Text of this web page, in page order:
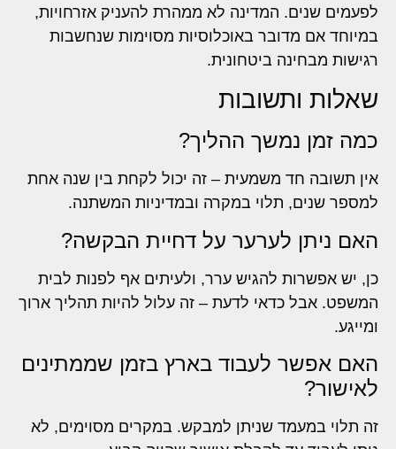
לפעמים שנים. המדינה לא ממהרת להעניק אזרחויות,
במיוחד אם מדובר באוכלוסיות מסוימות שנחשבות
רגישות מבחינה ביטחונית.
שאלות ותשובות
כמה זמן נמשך ההליך?
אין תשובה חד משמעית – זה יכול לקחת בין שנה אחת
למספר שנים, תלוי במקרה ובמדיניות המשתנה.
האם ניתן לערער על דחיית הבקשה?
כן, יש אפשרות להגיש ערר, ולעיתים אף לפנות לבית
המשפט. אבל כדאי לדעת – זה עלול להיות תהליך ארוך
ומייגע.
האם אפשר לעבוד בארץ בזמן שממתינים
לאישור?
זה תלוי במעמד שניתן למבקש. במקרים מסוימים, לא